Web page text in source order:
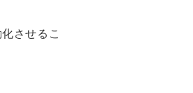
させるこ